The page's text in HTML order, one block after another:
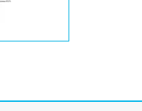
Код PHP ">